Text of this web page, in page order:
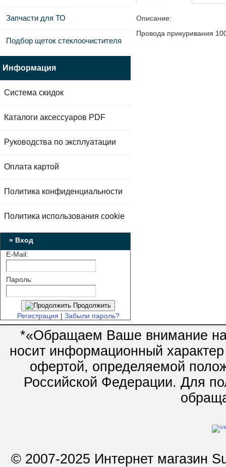
Описание:
Провода прикуривания
Запчасти для ТО
Подбор щеток стеклоочистителя
Информация
Система скидок
Каталоги аксессуаров PDF
Руководства по эксплуатации
Оплата картой
Политика конфиденциальности
Политика использования cookie
» Вход
E-Mail:
Пароль:
Продолжить
Регистрация | Забыли пароль?
*«Обращаем Ваше внимание на
носит информационный
офертой, определяемой
Российской Федерации. Для
© 2007-2025 Интернет магазин